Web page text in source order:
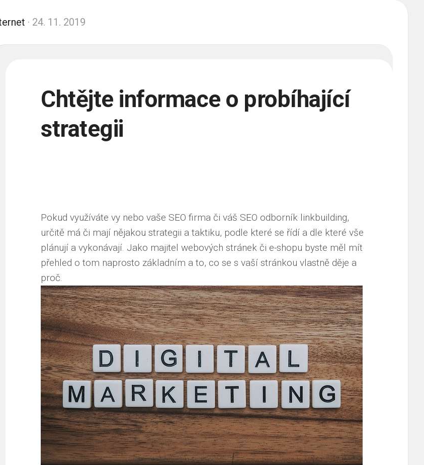
· 24. 11. 2019
Chtějte informace o probíhající
strategii
Pokud využíváte vy nebo vaše SEO firma či váš SEO odborník linkbuilding,
určitě má či mají nějakou strategii a taktiku, podle které se řídí a dle které vše
plánují a vykonávají. Jako majitel webových stránek či e-shopu byste měl mít
přehled o tom naprosto základním a to, co se s vaší stránkou vlastně děje a
proč.